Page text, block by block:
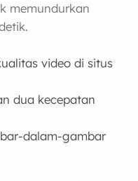
memundurkan
video di situs
dua kecepatan
dalam-gambar